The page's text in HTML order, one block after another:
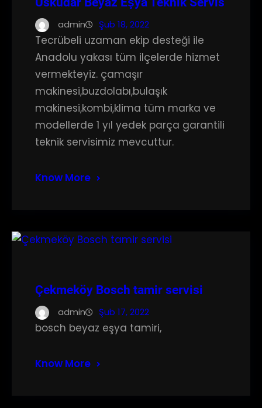
admin Şub 18, 2022
Tecrübeli uzaman ekip desteği ile
Anadolu yakası tüm ilçelerde hizmet
vermekteyiz. çamaşır
makinesi,buzdolabı,bulaşık
makinesi,kombi,klima tüm marka ve
modellerde 1 yıl yedek parça garantili
teknik servisimiz mevcuttur.
Know More
Çekmeköy Bosch tamir servisi
admin Şub 17, 2022
bosch beyaz eşya tamiri,
Know More